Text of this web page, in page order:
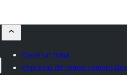
Enviar un tema
Empresas de temas comerciales